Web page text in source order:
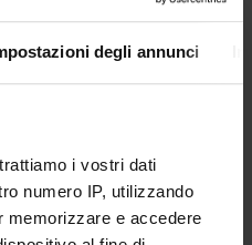
degli annunci
trattiamo i vostri dati
numero IP, utilizzando
memorizzare e accedere